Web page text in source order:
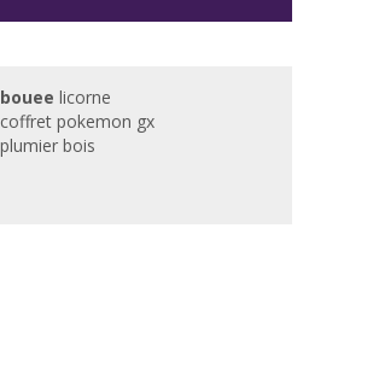
bouee licorne
coffret pokemon gx
plumier bois